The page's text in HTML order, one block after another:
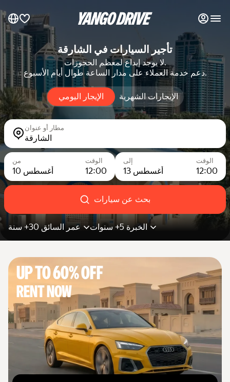
المفضلة لدي
تواصل مع فريق الدعم
الإيجارات الشهرية
سيارات فاخرة
إدراج سياراتي في قوائم السوق
المدونة
السيارات حسب العلامة التجارية
روابط سريعة
خريطة الموقع
بنود الاستخدام
إشعار الخصوصية
تأجير السيارات في الشارقة
لا يوجد إيداع لمعظم الحجوزات.
دعم خدمة العملاء على مدار الساعة طوال أيام الأسبوع.
الإيجار اليومي
الإيجار اليومي الإيجارات الشهرية
مطار أو عنوان
الشارقة
من
10 أغسطس
الوقت
12:00
إلى
13 أغسطس
الوقت
12:00
بحث عن سيارات
عمر السائق 30+ سنة الخبرة 5+ سنوات
Up to 60% off
Rent now